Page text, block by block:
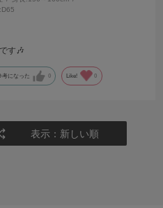
D65
す🎶
考になった 0 Like! 0
表示：新しい順